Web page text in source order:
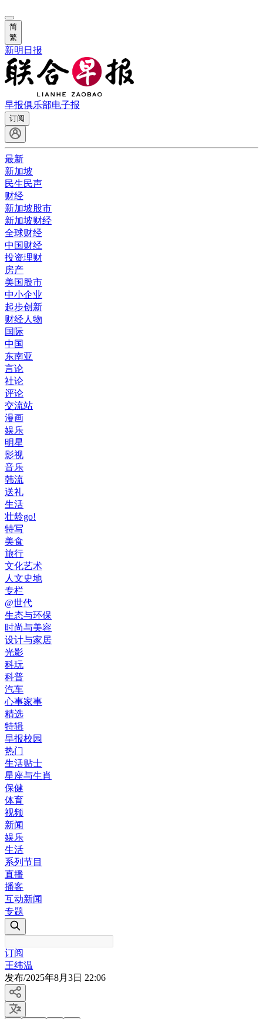
简
繁
新明日报
早报俱乐部电子报
订阅
最新
新加坡
民生民声
财经
新加坡股市
新加坡财经
全球财经
中国财经
投资理财
房产
美国股市
中小企业
起步创新
财经人物
国际
中国
东南亚
言论
社论
评论
交流站
漫画
娱乐
明星
影视
音乐
韩流
送礼
生活
壮龄go!
特写
美食
旅行
文化艺术
人文史地
专栏
@世代
生态与环保
时尚与美容
设计与家居
光影
科玩
科普
汽车
心事家事
精选
特辑
早报校园
热门
生活贴士
星座与生肖
保健
体育
视频
新闻
娱乐
生活
系列节目
直播
播客
互动新闻
专题
订阅
王纬温
发布/2025年8月3日 22:06